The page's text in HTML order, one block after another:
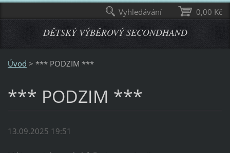
DĚTSKÝ VÝBĚROVÝ SECONDHAND
Úvod > *** PODZIM ***
*** PODZIM ***
13.09.2025 19:51
0,00 Kč
Vyhledávání